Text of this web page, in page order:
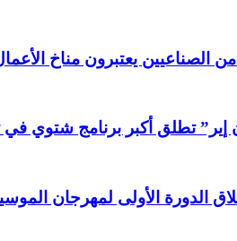
تطلق أكبر برنامج شتوي في تاريخها بالمغرب
الدورة الأولى لمهرجان